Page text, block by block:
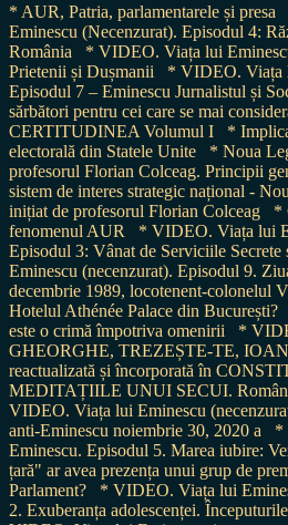
* AUR, Patria, parlamentarele și presa
Eminescu (Necenzurat). Episodul 4:
România
* VIDEO. Viața lui
Prietenii și Dușmanii
* VIDEO. Viața
Episodul 7 – Eminescu Jurnalistul și
sărbători pentru cei care se mai
CERTITUDINEA Volumul I
*
electorală din Statele Unite
* Noua
profesorul Florian Colceag. Principii
sistem de interes strategic național -
inițiat de profesorul Florian Colceag
*
fenomenul AUR
* VIDEO. Viața lui
Episodul 3: Vânat de Serviciile Secrete
Eminescu (necenzurat). Episodul 9.
decembrie 1989, locotenent-
Hotelul Athénée Palace din București?
este o crimă împotriva omenirii
*
GHEORGHE, TREZEȘTE-TE,
reactualizată și încorporată în
MEDITAȚIILE UNUI SECUI.
VIDEO. Viața lui Eminescu
anti-Eminescu noiembrie 30, 2020 a
*
Eminescu. Episodul 5. Marea iubire:
țară" ar avea prezența unui grup de
Parlament?
* VIDEO. Viața lui
2. Exuberanța adolescenței.